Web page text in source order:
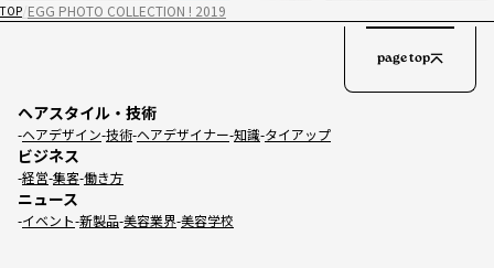
TOP EGG PHOTO COLLECTION ! 2019
ヘアスタイル・技術
ヘアデザイン 技術 ヘアデザイナー 知識 タイアップ
ビジネス
経営 集客 働き方
ニュース
イベント 新製品 美容業界 美容学校
page top